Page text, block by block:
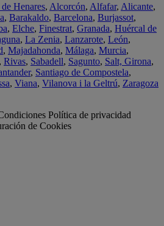
Henares, Alcorcón, Alfafar, Alicante,
, Barakaldo, Barcelona, Burjassot,
, Elche, Finestrat, Granada, Huércal de
, La Zenia, Lanzarote, León,
, Majadahonda, Málaga, Murcia,
, Rivas, Sabadell, Sagunto, Salt, Girona,
, Santiago de Compostela,
, Viana, Vilanova i la Geltrú, Zaragoza
Política de privacidad
de Cookies